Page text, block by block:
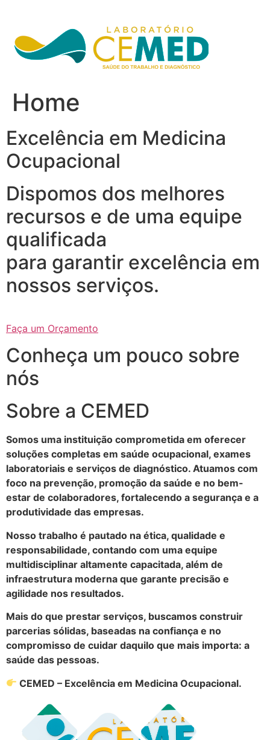
conteúdo
Home
Excelência em Medicina
Ocupacional
Dispomos dos melhores
recursos e de uma equipe
qualificada
para garantir excelência em
nossos serviços.
Faça um Orçamento
Conheça um pouco sobre
nós
Sobre a CEMED
Somos uma instituição comprometida em oferecer
soluções completas em saúde ocupacional, exames
laboratoriais e serviços de diagnóstico. Atuamos com
foco na prevenção, promoção da saúde e no bem-
estar de colaboradores, fortalecendo a segurança e a
produtividade das empresas.
Nosso trabalho é pautado na ética, qualidade e
responsabilidade, contando com uma equipe
multidisciplinar altamente capacitada, além de
infraestrutura moderna que garante precisão e
agilidade nos resultados.
Mais do que prestar serviços, buscamos construir
parcerias sólidas, baseadas na confiança e no
compromisso de cuidar daquilo que mais importa: a
saúde das pessoas.
CEMED – Excelência em Medicina Ocupacional.